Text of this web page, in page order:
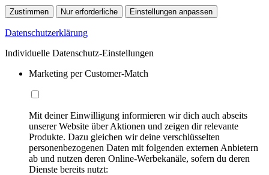
Zustimmen Nur erforderliche Einstellungen anpassen
Datenschutzerklärung
Individuelle Datenschutz-Einstellungen
Marketing per Customer-Match
Mit deiner Einwilligung informieren wir dich auch abseits
unserer Website über Aktionen und zeigen dir relevante
Produkte. Dazu gleichen wir deine verschlüsselten
personenbezogenen Daten mit folgenden externen Anbietern
ab und nutzen deren Online-Werbekanäle, sofern du deren
Dienste bereits nutzt: